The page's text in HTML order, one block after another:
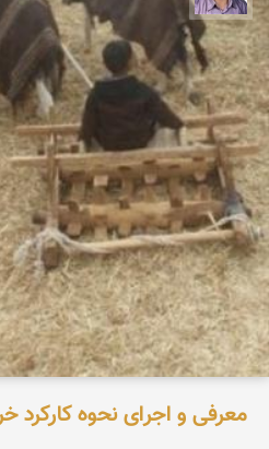
معرفی و اجرای نحوه کارکرد